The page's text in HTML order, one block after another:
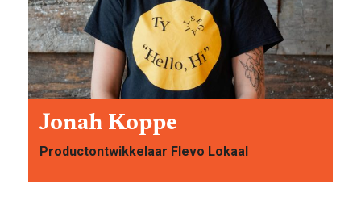
VOOR WIE
Jonah Koppe
Productontwikkelaar Flevo Lokaal